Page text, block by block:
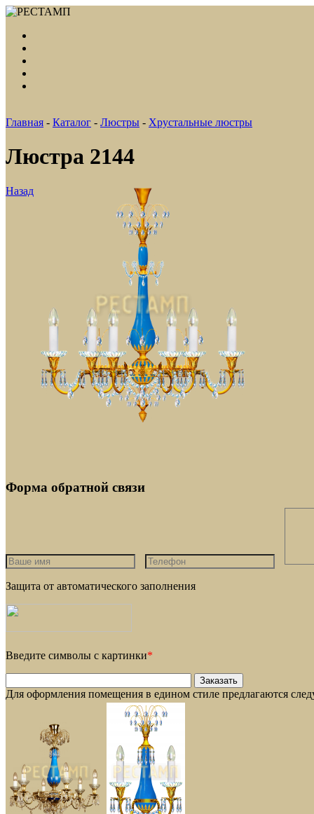
Главная - Каталог - Люстры - Хрустальные люстры
Люстра 2144
Назад
Форма обратной связи
Защита от автоматического заполнения
Введите символы с картинки*
Для оформления помещения в едином стиле предлагаются